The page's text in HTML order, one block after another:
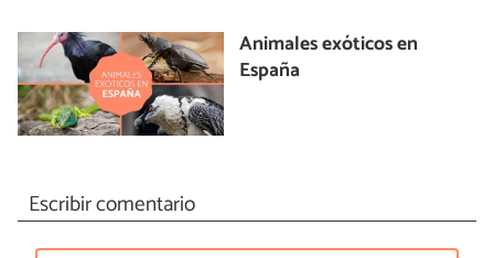
Animales exóticos en
España
Escribir comentario